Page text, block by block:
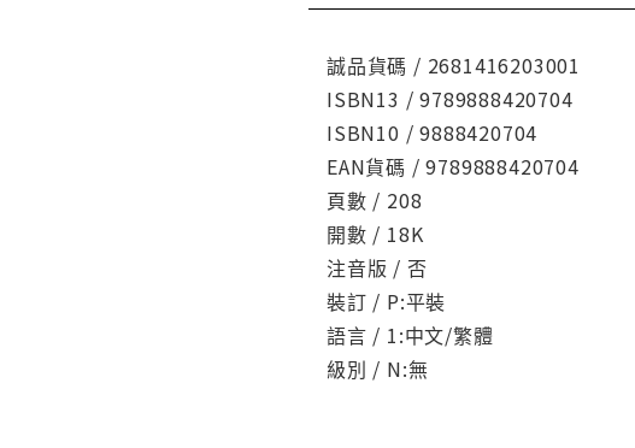
誠品貨碼 / 2681416203001
ISBN13 / 9789888420704
ISBN10 / 9888420704
EAN貨碼 / 9789888420704
頁數 / 208
開數 / 18K
注音版 / 否
裝訂 / P:平裝
語言 / 1:中文/繁體
級別 / N:無